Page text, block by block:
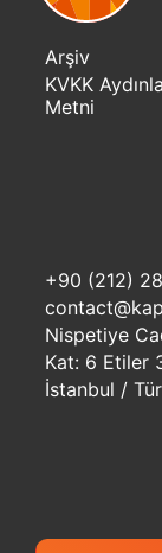
Arşiv
KVKK
Metni
+90 (212)
Nispetiye
Kat: 6 Etiler
İstanbul /